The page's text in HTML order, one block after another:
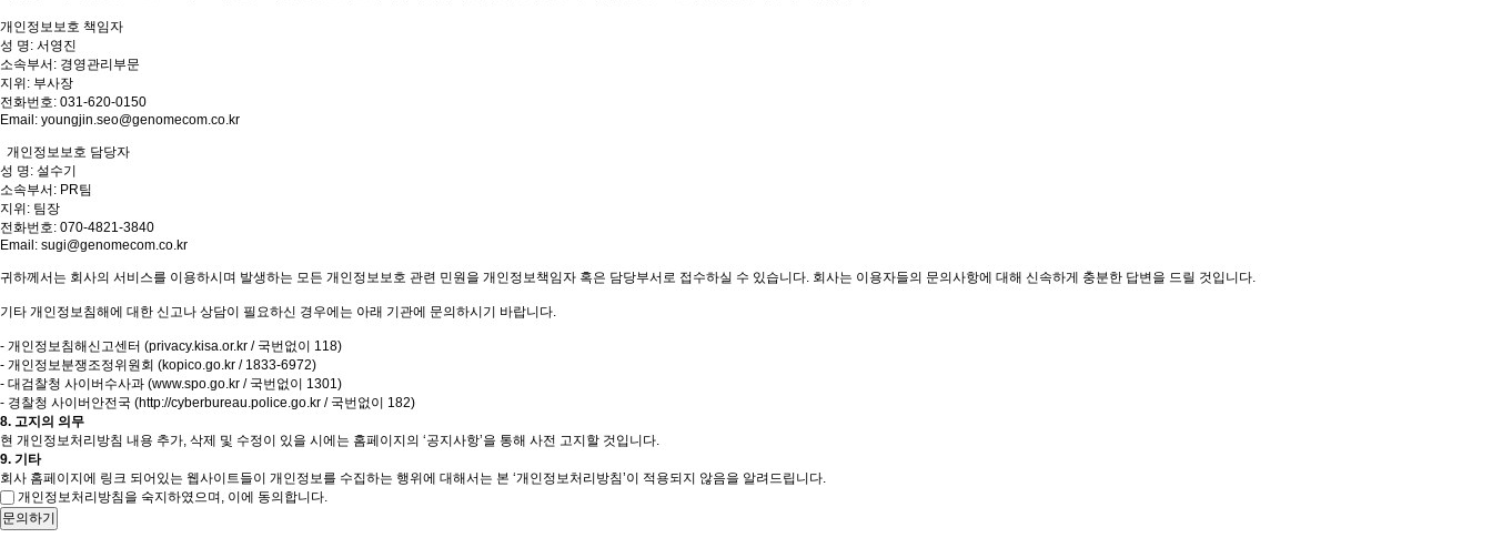
개인정보보호 책임자
성 명: 서영진
소속부서: 경영관리부문
지위: 부사장
전화번호: 031-620-0150
Email: youngjin.seo@genomecom.co.kr
개인정보보호 담당자
성 명: 설수기
소속부서: PR팀
지위: 팀장
전화번호: 070-4821-3840
Email: sugi@genomecom.co.kr
귀하께서는 회사의 서비스를 이용하시며 발생하는 모든 개인정보보호 관련 민원을 개인정보책임자 혹은 담당부서로 접수하실 수 있습니다. 회사는 이용자들의 문의사항에 대해 신속하게 충분한 답변을 드릴 것입니다.
기타 개인정보침해에 대한 신고나 상담이 필요하신 경우에는 아래 기관에 문의하시기 바랍니다.
- 개인정보침해신고센터 (privacy.kisa.or.kr / 국번없이 118)
- 개인정보분쟁조정위원회 (kopico.go.kr / 1833-6972)
- 대검찰청 사이버수사과 (www.spo.go.kr / 국번없이 1301)
- 경찰청 사이버안전국 (http://cyberbureau.police.go.kr / 국번없이 182)
8. 고지의 의무
현 개인정보처리방침 내용 추가, 삭제 및 수정이 있을 시에는 홈페이지의 ‘공지사항’을 통해 사전 고지할 것입니다.
9. 기타
회사 홈페이지에 링크 되어있는 웹사이트들이 개인정보를 수집하는 행위에 대해서는 본 ‘개인정보처리방침’이 적용되지 않음을 알려드립니다.
개인정보처리방침을 숙지하였으며, 이에 동의합니다.
문의하기